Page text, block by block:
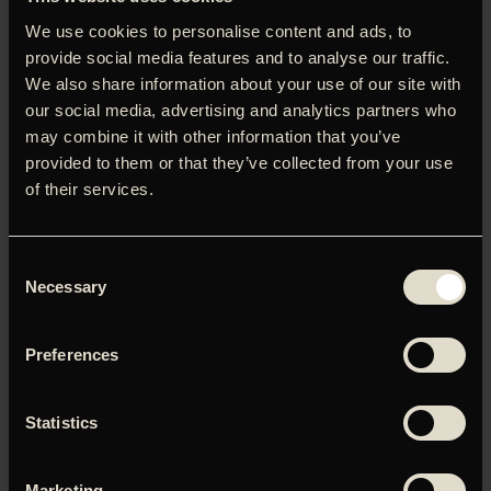
We use cookies to personalise content and ads, to
provide social media features and to analyse our traffic.
We also share information about your use of our site with
our social media, advertising and analytics partners who
may combine it with other information that you’ve
provided to them or that they’ve collected from your use
of their services.
Selection
Necessary
Preferences
Statistics
kunstneren Paul Simon.’
Peter Nielsen, Information
NB: Filmen fortsætter i Gloria fra 3. oktober. Billetter købes
her.
Den legendariske sanger har endelig fået den store
portrætfilm, han har fortjent. Alex Gibney opruller Paul
Simons livsværk fra tiden med Art Garfunkel over solo-
højdepunktet ‘Graceland’ til indspilningen af kunstnerens
fotografier, interviews og aldrig før sete optagelser
opruller Gibney de mange ikoniske øjeblikke helt tilbage fra
genforeningskoncert foran 750.000 mennesker i Central